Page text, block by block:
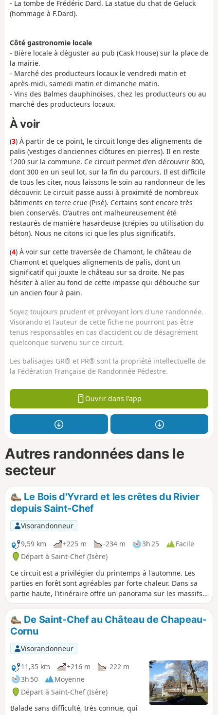
- La tombe de Frédéric Dard. La statue du chat de Geluck
(hommage à F.Dard).
Côté gastronomie locale
- Bière locale à déguster au pub (Cask House) sur la place de
la mairie.
- Marché des producteurs locaux le vendredi matin et
après-midi, samedi matin et dimanche matin.
- Vins des Balmes dauphinoises, chez les producteurs ou au
marché des producteurs locaux.
À voir
(3) À partir de ce point, le circuit longe des alignements de
palis (vestiges d'anciennes clôtures en pierres). Il en reste
1200 sur la commune. Ce circuit permet d'en découvrir 800,
dont 300 en un seul lot, sur la fin du parcours. Il est difficile
de tous les citer, nous laissons le soin au randonneur de les
découvrir. Le circuit passe aussi à proximité de nombreux
bâtiments en terre crue (Pisé). Certains sont encore très
bien conservés. D'autres ont malheureusement été
restaurés de manière hasardeuse (crépies ou utilisation du
béton). Nous ne citons ici que les plus significatifs.
(4) À voir sur cette traversée de Chamont, le château de
Chamont et quelques alignements de palis, dont un
significatif qui jouxte le château sur sa droite. Ne pas
hésiter à aller au fond de cette impasse qui débouche sur
un ancien four à pain.
Soyez toujours prudent et prévoyant lors d'une randonnée.
Visorando et l'auteur de cette fiche ne pourront pas être
tenus responsables en cas d'accident ou de désagrément
quelconque survenu sur ce circuit.
Les balisages GR® et PR® sont la propriété intellectuelle de
la Fédération Française de Randonnée Pédestre.
Ouvrir dans l'app
Autres randonnées dans le
secteur
Le Bois d'Yvrard et les crêtes du Rivier
depuis Saint-Chef
Visorandonneur
9,59 km
+225 m -234 m 3h 25
Facile
Départ à Saint-Chef (Isère)
Ce circuit est a privilégier du printemps à l'automne. Les
parties en forêt sont agréables par forte chaleur. Dans sa
partie haute, l'itinéraire offre un panorama sur les massifs
montagneux depuis le Bugey au Nord, à celui du Mont-
Blanc à l'Est. La descente sur le village de Saint-Chef offre
une vue agréable sur le quartier des châteaux et celui de
l'abbatiale. Une partie significative du parcours se situe sur
routes goudronnées. Cependant la majorité de ces routes
sont des anciens chemins de liaison, à très faible
circulation.
De Saint-Chef au Château de Chapeau-
Cornu
Visorandonneur
11,35 km
+216 m
-222 m
3h 50
Moyenne
Départ à Saint-Chef (Isère)
Balade sans difficulté, très connue, qui